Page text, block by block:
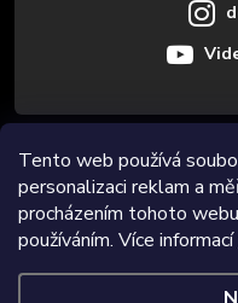
Tento web používá
personalizaci reklam a
procházením tohoto
používáním. Více informací
Informace pro vás
Novinky